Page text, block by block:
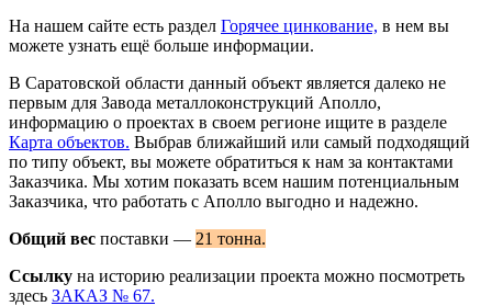
На нашем сайте есть раздел Горячее цинкование, в нем вы
можете узнать ещё больше информации.
В Саратовской области данный объект является далеко не
первым для Завода металлоконструкций Аполло,
информацию о проектах в своем регионе ищите в разделе
Карта объектов. Выбрав ближайший или самый подходящий
по типу объект, вы можете обратиться к нам за контактами
Заказчика. Мы хотим показать всем нашим потенциальным
Заказчика, что работать с Аполло выгодно и надежно.
Общий вес поставки — 21 тонна.
Ссылку на историю реализации проекта можно посмотреть
здесь ЗАКАЗ № 67.